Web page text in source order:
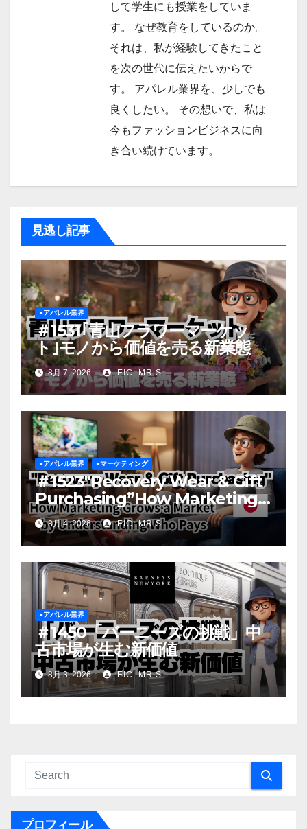
して学生にも授業をしていま
す。 なぜ教育をしているのか。
それは、私が経験してきたこと
を次の世代に伝えたいからで
す。 アパレル業界を、少しでも
良くしたい。 その想いで、私は
今もファッションビジネスに向
き合い続けています。
見逃し記事
●アパレル業界
＃1531｢青山フラワーマーケッ
ト｣モノから価値を売る新業態
8月 7, 2026 EIC_MR.S
●アパレル業界 ●マーケティング
＃1523″Recovery Wear & Gift
Purchasing”How Marketing
Grows a Market by
Understanding Who Pays
8月 4, 2026 EIC_MR.S
●アパレル業界
＃1450「バーニーズの挑戦」中
古市場が生む新価値
8月 3, 2026 EIC_MR.S
プロフィール